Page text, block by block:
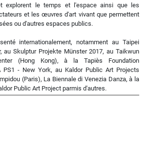
explorent le temps et l'espace ainsi que les
et les œuvres d'art vivant que permettent
ou d'autres espaces publics.
internationalement, notamment au Taipei
au Skulptur Projekte Münster 2017, au Taikwun
(Hong Kong), à la Tapiès Foundation
PS1 - New York, au Kaldor Public Art Projects
(Paris), La Biennale di Venezia Danza, à la
Public Art Project parmis d'autres.